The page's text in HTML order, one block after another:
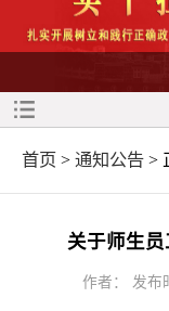
首页 > 通知公告 >
关于师生
作者： 发布